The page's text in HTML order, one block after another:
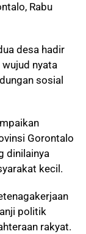
Rabu
desa hadir
nyata
sosial
Gorontalo
dinilainya
kecil.
politik
rakyat.